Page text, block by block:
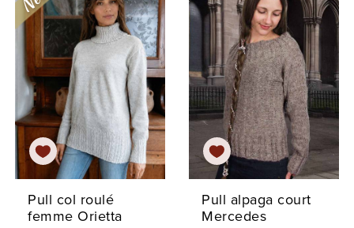
Pull col roulé
femme Orietta
Pull alpaga court
Mercedes